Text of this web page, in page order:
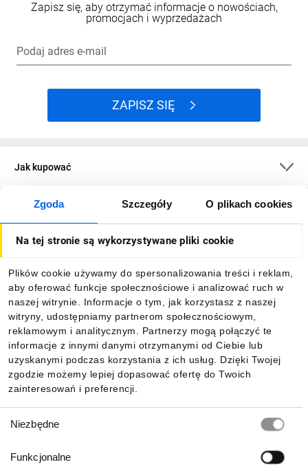
Zgoda Szczegóły O plikach cookies
Na tej stronie są wykorzystywane pliki cookie
Plików cookie używamy do spersonalizowania treści i reklam,
aby oferować funkcje społecznościowe i analizować ruch w
naszej witrynie. Informacje o tym, jak korzystasz z naszej
witryny, udostępniamy partnerom społecznościowym,
reklamowym i analitycznym. Partnerzy mogą połączyć te
informacje z innymi danymi otrzymanymi od Ciebie lub
uzyskanymi podczas korzystania z ich usług. Dzięki Twojej
zgodzie możemy lepiej dopasować ofertę do Twoich
zainteresowań i preferencji.
zgody
Niezbędne
Funkcjonalne
Zapisz się, aby otrzymać informacje o nowościach,
promocjach i wyprzedażach
Podaj adres e-mail
ZAPISZ SIĘ
Jak kupować
O firmie
Informacje
Pobierz naszą aplikację mobilną: